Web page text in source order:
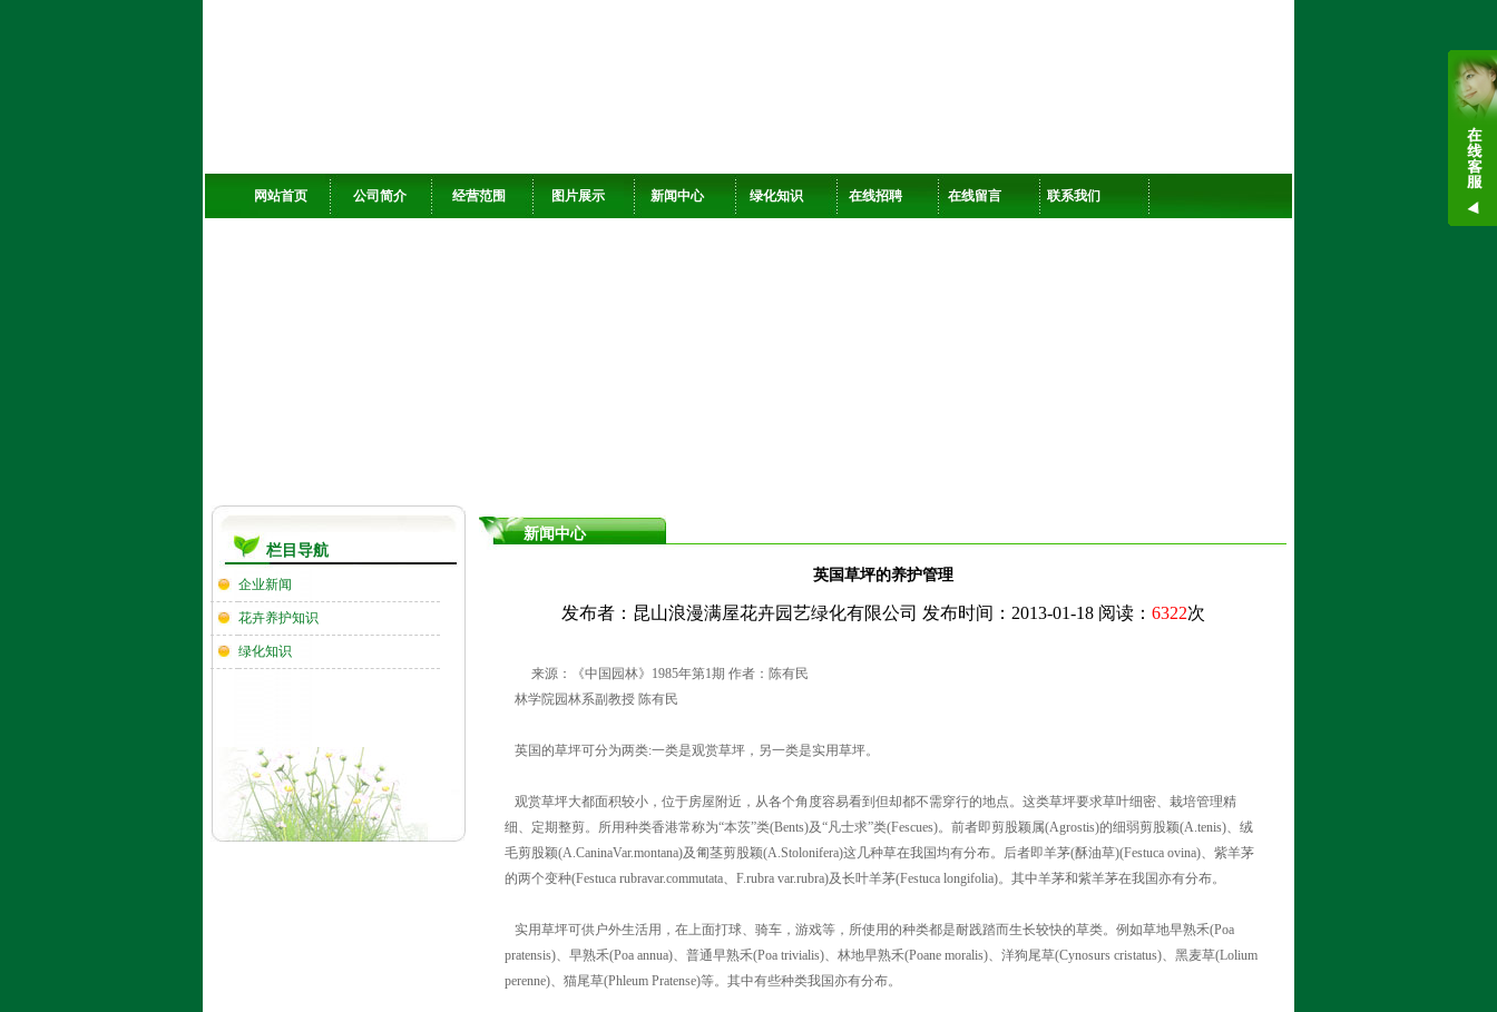
网站首页 公司简介 经营范围 图片展示 新闻中心 绿化知识 在线招聘 在线留言 联系我们
栏目导航
企业新闻
花卉养护知识
绿化知识
新闻中心
英国草坪的养护管理
发布者：昆山浪漫满屋花卉园艺绿化有限公司 发布时间：2013-01-18 阅读： 6322次
来源：《中国园林》1985年第1期 作者：陈有民
林学院园林系副教授 陈有民
英国的草坪可分为两类:一类是观赏草坪，另一类是实用草坪。
观赏草坪大都面积较小，位于房屋附近，从各个角度容易看到但却都不需穿行的地点。这类草坪要求草叶细密、栽培管理精
细、定期整剪。所用种类香港常称为“本茨”类(Bents)及“凡士求”类(Fescues)。前者即剪股颖属(Agrostis)的细弱剪股颖(A.tenis)、绒
毛剪股颖(A.CaninaVar.montana)及匍茎剪股颖(A.Stolonifera)这几种草在我国均有分布。后者即羊茅(酥油草)(Festuca ovina)、紫羊茅
的两个变种(Festuca rubravar.commutata、F.rubra var.rubra)及长叶羊茅(Festuca longifolia)。其中羊茅和紫羊茅在我国亦有分布。
实用草坪可供户外生活用，在上面打球、骑车，游戏等，所使用的种类都是耐践踏而生长较快的草类。例如草地早熟禾(Poa
pratensis)、早熟禾(Poa annua)、普通早熟禾(Poa trivialis)、林地早熟禾(Poane moralis)、洋狗尾草(Cynosurs cristatus)、黑麦草(Lolium
perenne)、猫尾草(Phleum Pratense)等。其中有些种类我国亦有分布。